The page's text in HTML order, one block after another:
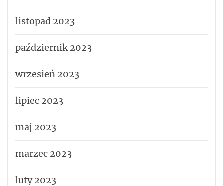
listopad 2023
październik 2023
wrzesień 2023
lipiec 2023
maj 2023
marzec 2023
luty 2023